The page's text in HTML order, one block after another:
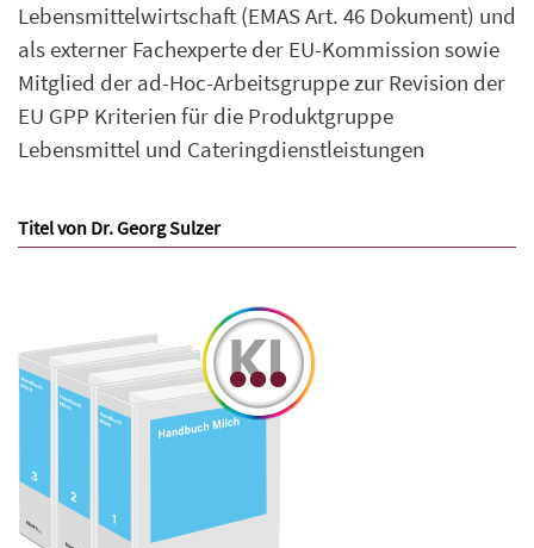
Lebensmittelwirtschaft (EMAS Art. 46 Dokument) und
als externer Fachexperte der EU-Kommission sowie
Mitglied der ad-Hoc-Arbeitsgruppe zur Revision der
EU GPP Kriterien für die Produktgruppe
Lebensmittel und Cateringdienstleistungen
Titel von Dr. Georg Sulzer